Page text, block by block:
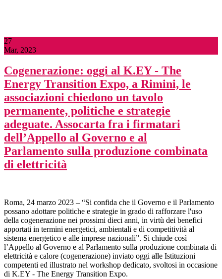
27
Mar, 2023
Cogenerazione: oggi al K.EY - The
Energy Transition Expo, a Rimini, le
associazioni chiedono un tavolo
permanente, politiche e strategie
adeguate. Assocarta fra i firmatari
dell’Appello al Governo e al
Parlamento sulla produzione combinata
di elettricità
Roma, 24 marzo 2023 – “Si confida che il Governo e il Parlamento
possano adottare politiche e strategie in grado di rafforzare l'uso
della cogenerazione nei prossimi dieci anni, in virtù dei benefici
apportati in termini energetici, ambientali e di competitività al
sistema energetico e alle imprese nazionali”. Si chiude così
l’Appello al Governo e al Parlamento sulla produzione combinata di
elettricità e calore (cogenerazione) inviato oggi alle Istituzioni
competenti ed illustrato nel workshop dedicato, svoltosi in occasione
di K.EY - The Energy Transition Expo.